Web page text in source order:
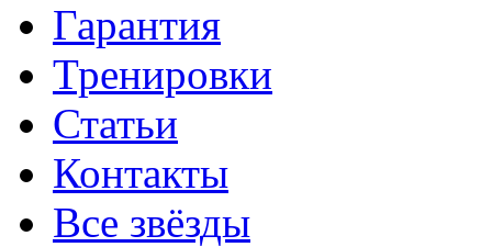
Гарантия
Тренировки
Статьи
Контакты
Все звёзды